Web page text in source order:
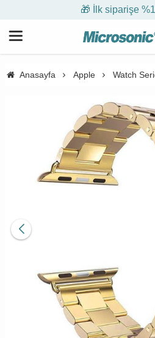
🎁 İlk siparişe
Anasayfa Apple Watch